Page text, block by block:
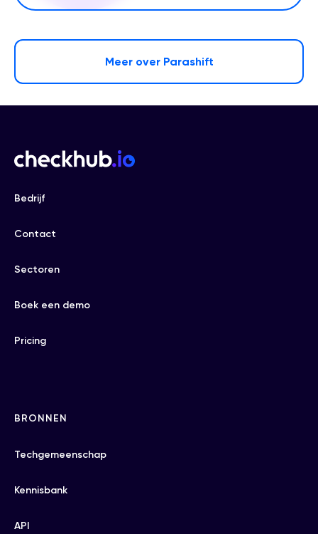
Meer over Parashift
Bedrijf
Contact
Sectoren
Boek een demo
Pricing
BRONNEN
Techgemeenschap
Kennisbank
API